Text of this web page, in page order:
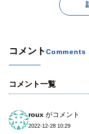
コメントComments
コメント一覧
roux がコメント
2022-12-28 10:29